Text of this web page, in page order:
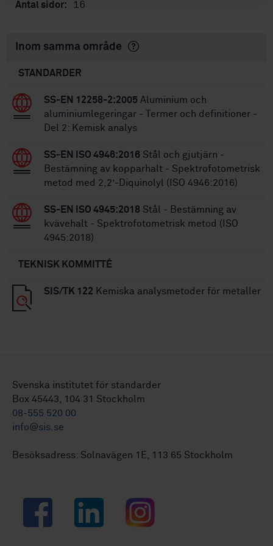
Antal sidor: 16
Inom samma område
STANDARDER
SS-EN 12258-2:2005 Aluminium och
aluminiumlegeringar - Termer och definitioner -
Del 2: Kemisk analys
SS-EN ISO 4946:2016 Stål och gjutjärn -
Bestämning av kopparhalt - Spektrofotometrisk
metod med 2,2’-Diquinolyl (ISO 4946:2016)
SS-EN ISO 4945:2018 Stål - Bestämning av
kvävehalt - Spektrofotometrisk metod (ISO
4945:2018)
TEKNISK KOMMITTÉ
SIS/TK 122 Kemiska analysmetoder för metaller
Svenska institutet för standarder
Box 45443, 104 31 Stockholm
08-555 520 00
info@sis.se
Besöksadress: Solnavägen 1E, 113 65 Stockholm
Facebook LinkedIn Instagram